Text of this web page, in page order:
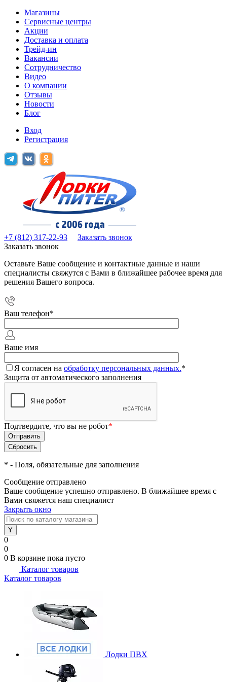
Магазины
Сервисные центры
Акции
Доставка и оплата
Трейд-ин
Вакансии
Сотрудничество
Видео
О компании
Отзывы
Новости
Блог
Вход
Регистрация
+7 (812) 317-22-93
Заказать звонок
Заказать звонок
Оставьте Ваше сообщение и контактные данные и наши
специалисты свяжутся с Вами в ближайшее рабочее время для
решения Вашего вопроса.
Ваш телефон*
Ваше имя
Я согласен на обработку персональных данных.*
Защита от автоматического заполнения
Подтвердите, что вы не робот*
* - Поля, обязательные для заполнения
Сообщение отправлено
Ваше сообщение успешно отправлено. В ближайшее время с
Вами свяжется наш специалист
Закрыть окно
0
0
0 В корзине пока пусто
Каталог товаров
Каталог товаров
Лодки ПВХ